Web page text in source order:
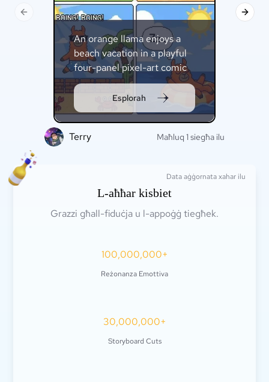
An orange llama enjoys a
beach vacation in a playful
four-panel pixel-art comic
strip.
Esplorah
Terry Maħluq 1 siegħa ilu
Next
Previous slide
Data aġġornata xahar ilu
L-aħħar kisbiet
Grazzi għall-fiduċja u l-appoġġ tiegħek.
100,000,000+
Reżonanza Emottiva
30,000,000+
Storyboard Cuts